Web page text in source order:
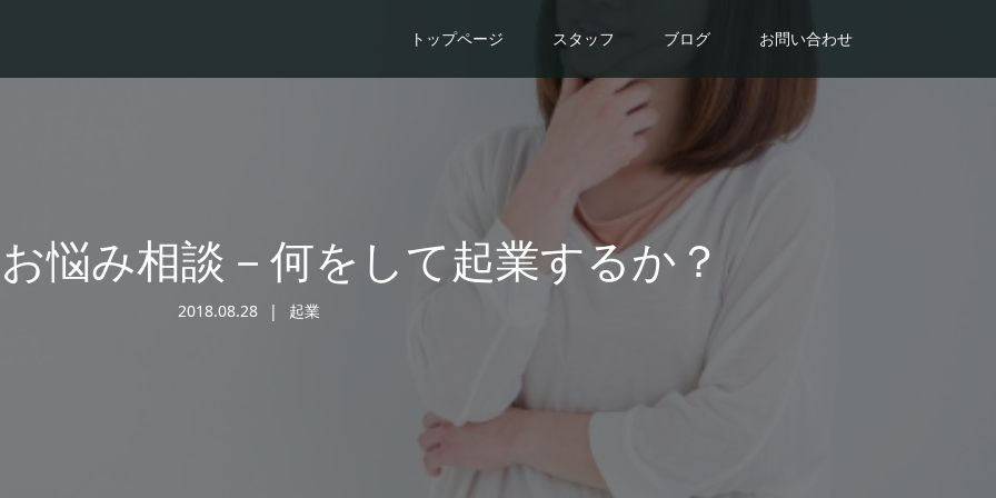
トップページ スタッフ ブログ お問い合わせ
悩み相談－何をして起業するか？
2018.08.28 起業